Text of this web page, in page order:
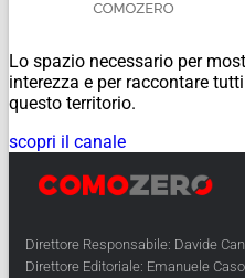
Lo spazio necessario per
interezza e per raccontare
questo territorio.
scopri il canale
Direttore Responsabile: Davide
Direttore Editoriale: Emanuele Caso